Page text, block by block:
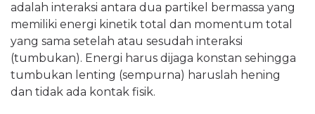
adalah interaksi antara dua partikel bermassa yang
memiliki energi kinetik total dan momentum total
yang sama setelah atau sesudah interaksi
(tumbukan). Energi harus dijaga konstan sehingga
tumbukan lenting (sempurna) haruslah hening
dan tidak ada kontak fisik.